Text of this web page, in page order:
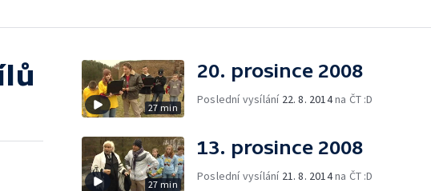
27 min
20. prosince 2008
Poslední vysílání 22. 8. 2014na ČT :D
27 min
13. prosince 2008
Poslední vysílání 21. 8. 2014na ČT :D